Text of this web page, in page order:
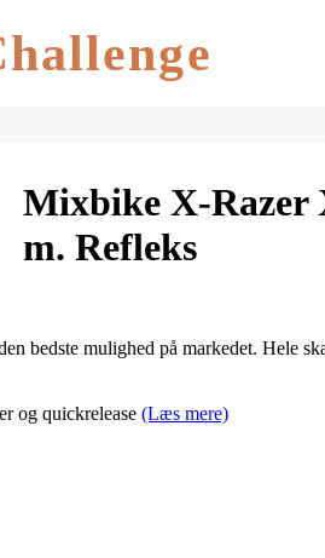
Mixbike X-
m. Refleks
bedste mulighed på markedet. Hele
og quickrelease (Læs mere)